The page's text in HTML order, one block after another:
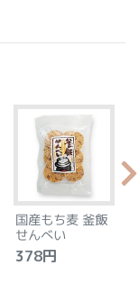
国産もち麦 釜飯
せんべい
378円